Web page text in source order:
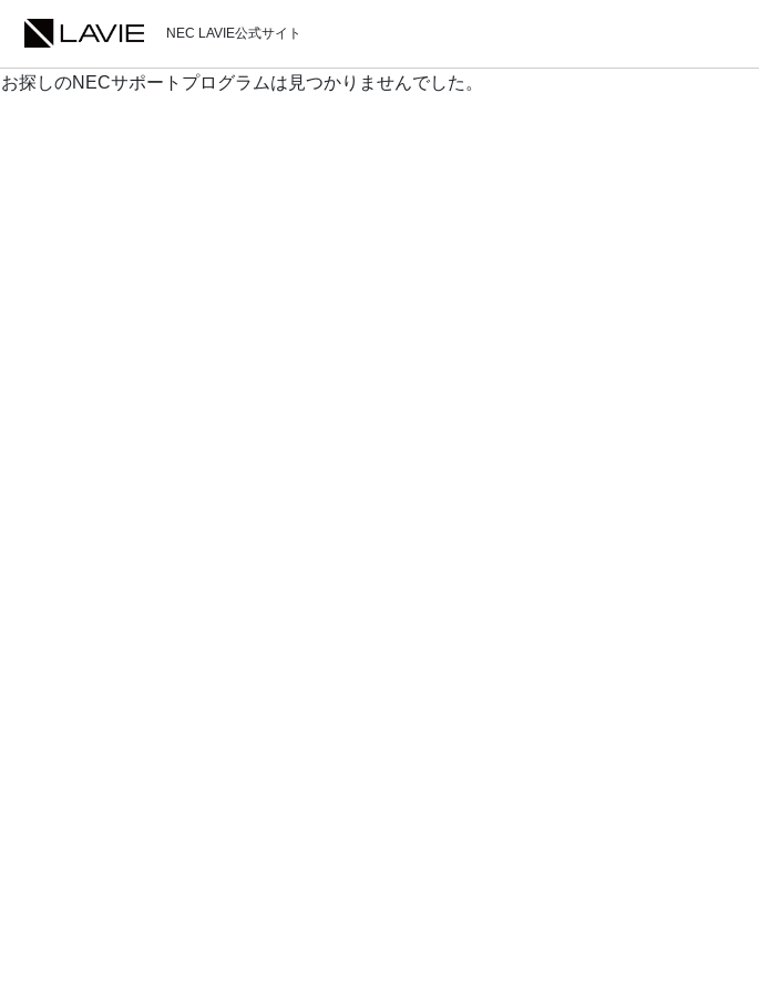
NEC LAVIE公式サイト
お探しのNECサポートプログラムは見つかりませんでした。